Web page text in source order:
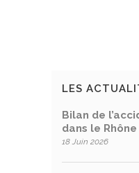
LES
Bilan de
dans le Rhône
18 Juin 2026